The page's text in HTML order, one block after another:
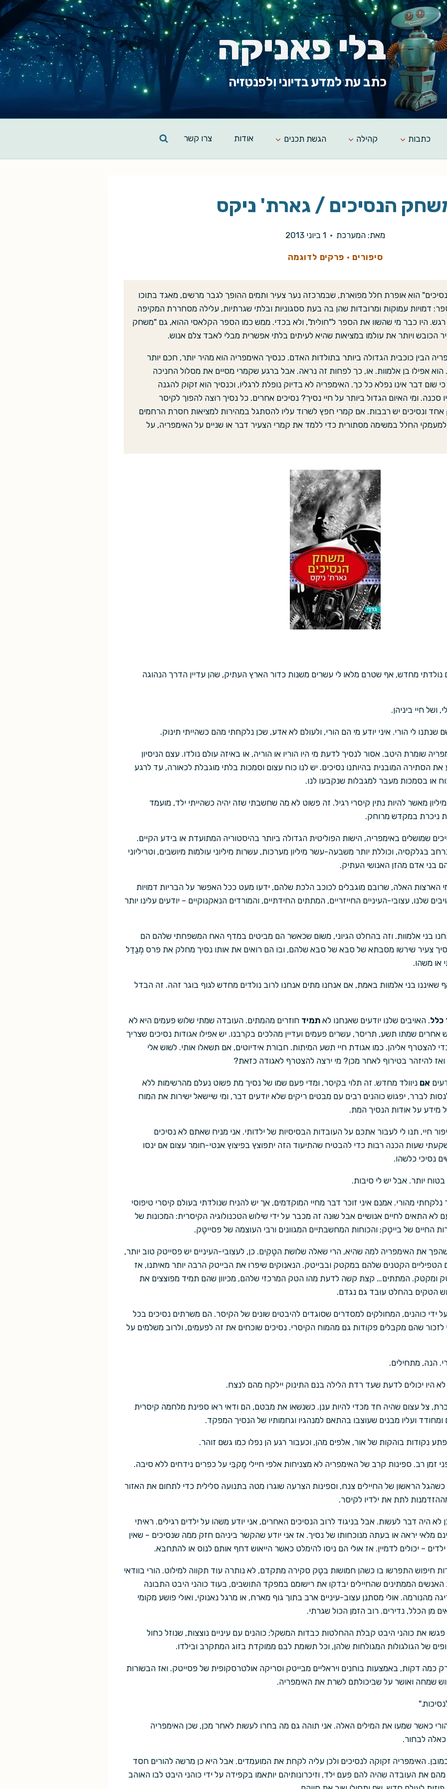
בלי פאניקה
כתב עת למדע בדיוני ולפנטזיה
כתבות קהילה הגשת תכנים אודות צרו קשר
הנסיכים / גארת' ניקס
מאת: המערכת 1 ביוני 2013
סיפורים · פרקים לדוגמה
הוא אופרת חלל מפוארת, שבמרכזה נער צעיר ותמים ההופך לגבר מרשים, מאגד בתוכו
דמויות עמוקות ומרובדות שהן בה בעת ססגוניות ובלתי שגרתיות, עלילה מסחררת המקיפה
רגש. היו כבר מי שהשוו את הספר ל"חולית", ולא בכדי. ממש כמו הספר הקלאסי ההוא, גם "משחק
הכובש ויותר את עולמו במציאות שהיא לעיתים בלתי אפשרית מבלי לאבד צלם אנוש.
הבין כוכבית הגדולה ביותר בתולדות האדם. כנסיך האימפריה הוא מהיר יותר, חכם יותר
הוא אפילו בן אלמוות. או, כך לפחות זה נראה. אבל ברגע שקמרי מסיים את מסלול החניכה
שום דבר אינו נפלא כל כך. האימפריה לא בדיוק נופלת לרגליו, וכנסיך הוא זקוק להגנה
ומי האיום הגדול ביותר על חיי נסיך? נסיכים אחרים. כל נסיך רוצה להפוך לקיסר
ונסיכים יש רבבות. אם קמרי חפץ לשרוד עליו להסתגל במהירות למציאות חסרת הרחמים
למעמקי החלל במשימה מסתורית כדי ללמד את קמרי הצעיר דבר או שניים על האימפריה, על
נולדתי מחדש, אף שטרם מלאו לי עשרים משנות כדור הארץ העתיק, שהן עדיין הדרך הנהוגה
ושל חיי ביניהן.
שנתנו לי הורי. איני יודע מי הם הורי, ולעולם לא אדע, שכן נלקחתי מהם כשהייתי תינוק.
שומרת היטב. אסור לנסיך לדעת מי היו הוריו או הוריה, או באיזה עולם נולדו. עצם הניסיון
הסתירה המובנית בהיותנו נסיכים. יש לנו כוח עצום וסמכות בלתי מוגבלת לכאורה, עד לרגע
או בסמכות מעבר למגבלות שנקבעו לנו.
מאשר להיות נתין קיסרי רגיל. זה פשוט לא מה שחשבתי שזה יהיה כשהייתי ילד, מועמד
ניכרת במקדש מרוחק.
שמושלים באימפריה, הישות הפוליטית הגדולה ביותר בהיסטוריה המתועדת או בידע הקיים.
וכוללת יותר משבעה-עשר מיליון מערכות, עשרות מיליוני עולמות מיושבים, וטריליוני
בני אדם מהזן האנושי העתיק.
הארצות האלה, שרובם מוגבלים לכוכב הלכת שלהם, ידעו מעט ככל האפשר על הבריות דמויות
שלנו, עצובי-העיניים החייזריים, המתתים החידתיים, והמורדים הנאקנוקיים – יודעים עלינו יותר
בני אלמוות. וזה בהחלט הגיוני, משום שכאשר הם מביטים במדף האח המשפחתי שלהם הם
צעיר שירשו מסבתא של סבא של סבא שלהם, ובו הם רואים את אותו נסיך מחלק את פרס מְגַדֵל
או משהו.
שאיננו בני אלמוות באמת, אם אנחנו מתים אנחנו לרוב נולדים מחדש לגוף בוגר זהה. זה הבדל
כלל. האויבים שלנו יודעים שאנחנו לא תמיד חוזרים מהמתים. העובדה שמתי שלוש פעמים היא לא
אחרים שמתו תשע, תריסר, עשרים פעמים ועדיין מהלכים בקרבנו. יש אפילו אגודות נסיכים שצריך
להצטרף אליהן. כמו אגודת חיי תשע המיתות. חבורת אידיוטים, אם תשאלו אותי. לשוש אלי
להיזהר בטירוף לאחר מכן? מי ירצה להצטרף לאגודה כזאת?
אם ניוולד מחדש. זה תלוי בקיסר, ומדי פעם שמו של נסיך מת פשוט נעלם מהרשימות ללא
לברר, יפגוש כוהנים רבים עם מבטים ריקים שלא יודעים דבר, ומי שיישאל ישירות את המוח
מידע על אודות הנסיך המת.
חיי, תנו לי לעבור אתכם על העובדות הבסיסיות של ילדותי. אני מניח שאתם לא נסיכים
שעות הכנה רבות כדי להבטיח שהתיעוד הזה יתפוצץ בפיצוץ אנטי-חומר עצום אם ינסו
נסיכי כלשהו.
יותר. אבל יש לי סיבות.
מהורי. אמנם איני זוכר דבר מחיי המוקדמים, אך יש להניח שנולדתי בעולם קיסרי טיפוסי
לא התאים לחיים אנושיים אבל שוּנה זה מכבר על ידי שילוש הטכנולוגיה הקיסרית: המכונות של
החיים של בייטֶק; והכוחות המחשבתיים המגוונים ורבי העוצמה של פסייטֶק.
את האימפריה למה שהיא, הרי שאלה שלושת הטֶקִים. כן, לעצובי-העיניים יש פסייטק טוב יותר,
הטפיליים הקטנים שלהם במקטק ובבייטק. הנאנוקים שיפרו את הבייטק הרבה יותר מאיתנו, אז
ומקטק. המתתים… קצת קשה לדעת מהו הטק המרכזי שלהם, מכיוון שהם תמיד מפוצצים את
הטקים בהחלט עובד גם נגדם.
ידי כוהנים, המחולקים למסדרים שסוגדים להיבטים שונים של הקיסר. הם משרתים נסיכים בכל
שהם מקבלים פקודות גם מהמוח הקיסרי. נסיכים שוכחים את זה לפעמים, ולרוב משלמים על
הנה, מתחילים.
לא היו יכולים לדעת שעד רדת הלילה בנם התינוק יילקח מהם לנצח.
צל עצום שהיה חד מכדי להיות ענן. כשנשאו את מבטם, הם ודאי ראו ספינת מלחמה קיסרית
ועליו מבנים שעוצבו בהתאם למנהגיו וגחמותיו של הנסיך המפקד.
נקודות בוהקות של אור, אלפים מהן, וכעבור רגע הן נפלו כמו גשם זוהר.
זמן רב. ספינות קרב של האימפריה לא מצניחות אלפי חיילי מֶקבִּי על כפרים נידחים ללא סיבה.
הראשון של החיילים צנח, וספינות הצרעה שוגרו מטה בתנועה סלילית כדי לתחום את האזור
לתת את ילדיו לקיסר.
היה דבר לעשות. אבל בניגוד לרוב הנסיכים האחרים, אני יודע משהו על ילדים רגילים. ראיתי
מלאי יראה או בעתה מנוכחותו של נסיך. אז אני יודע שהקשר ביניהם חזק ממה שנסיכים – שאין
– יכולים לדמיין. אז אולי הם ניסו להימלט כאשר הייאוש דחף אותם לנוס או להתחבא.
חיפוש התפרשו בו כשהן חמושות בטֶק סקירה מתקדם, לא נותרה עוד תקווה למילוט. הורי בוודאי
הממתינים שהחיילים יבדקו את רישומם במפקד התושבים, בעוד כוהני היבט התבונה
מהנורמה. אולי מסתנן עצוב-עיניים ארב בתוך גוף מארח, או מרגל נאנוקי, ואולי פושע מקומי
מן הכלל, נדירים. רוב הזמן הכול שגרתי.
פגשו את כוהני היבט קבלת ההחלטות כבדות המשקל; כוהנים עם עיניים נוצצות, שנוזל כחול
של הגולגולות המגולחות שלהן, וכל תשומת לבם ממוקדת בזוג המתקרב ובילדו.
כמה דקות, באמצעות בוחנים ויראליים מבייטק וסריקה אולטרסקופית של פסייטק. ואז הבשורות
שמחה ואושר על שביכולתם לשרת את האימפריה.
כאשר שמעו את המילים האלה. אני תוהה גם מה בחרו לעשות לאחר מכן, שכן האימפריה
לבחור.
האימפריה זקוקה לנסיכים ולכן עליה לקחת את המועמדים. אבל היא כן מרשה להורים חסד
את העובדה שהיה להם פעם ילד, וזיכרונותיהם יותאמו בקפידה על ידי כוהני היבט לבו האוהב